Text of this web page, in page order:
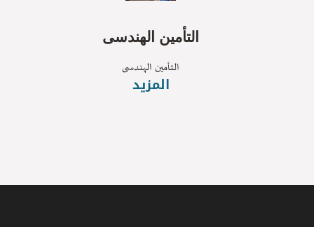
التأمين الهندسى
التأمين الهندسى
المزيد